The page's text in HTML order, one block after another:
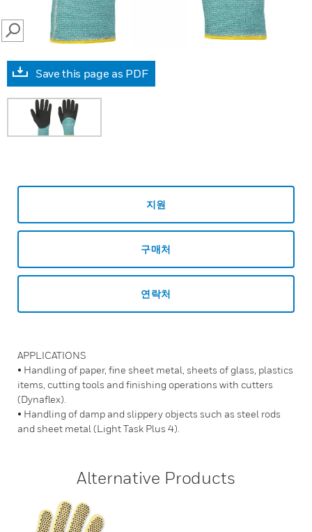
SEARCH
Save this page as PDF
지원
구매처
연락처
APPLICATIONS
• Handling of paper, fine sheet metal, sheets of glass, plastics
items, cutting tools and finishing operations with cutters
(Dynaflex).
• Handling of damp and slippery objects such as steel rods
and sheet metal (Light Task Plus 4).
Alternative Products